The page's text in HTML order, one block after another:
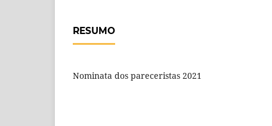
RESUMO
Nominata dos pareceristas 2021